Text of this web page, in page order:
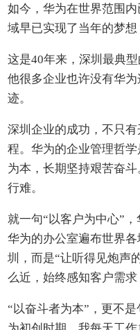
如今，华为在世界范围
域早已实现了当年的梦想
这是40年来，深圳最典
他很多企业也许没有华
迹。
深圳企业的成功，不只
程。华为的企业管理哲
为本，长期坚持艰苦奋
行难。
就一句“以客户为中心”
华为的办公室遍布世界
圳，而是“让听得见炮声
么近，始终感知客户需求
“以奋斗者为本”，更不